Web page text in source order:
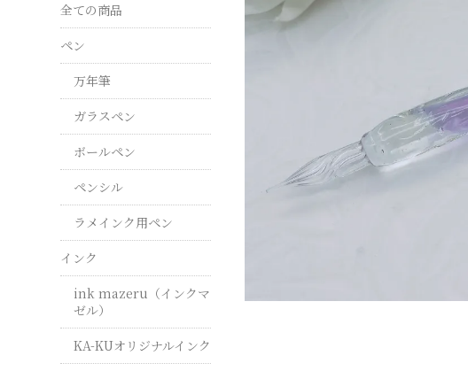
全ての商品
ペン
万年筆
ガラスペン
ボールペン
ペンシル
ラメインク用ペン
インク
ink mazeru（インクマ
ゼル）
KA-KUオリジナルインク